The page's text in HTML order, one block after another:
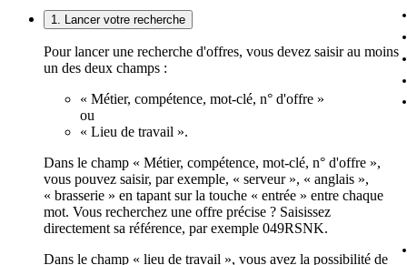
1. Lancer votre recherche
Pour lancer une recherche d'offres, vous devez saisir au moins
un des deux champs :
« Métier, compétence, mot-clé, n° d'offre »
ou
« Lieu de travail ».
Dans le champ « Métier, compétence, mot-clé, n° d'offre »,
vous pouvez saisir, par exemple, « serveur », « anglais »,
« brasserie » en tapant sur la touche « entrée » entre chaque
mot. Vous recherchez une offre précise ? Saisissez
directement sa référence, par exemple 049RSNK.
Dans le champ « lieu de travail », vous avez la possibilité de